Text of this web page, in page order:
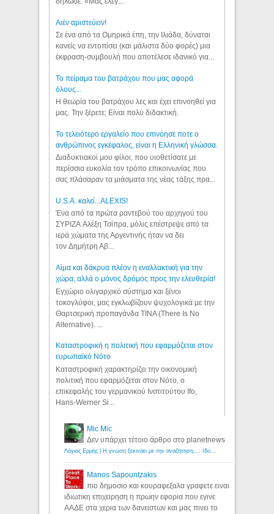
Aιέν αριστεύειν!
Σε ένα από τα Ομηρικά έπη, την Ιλιάδα, δύναται
κανείς να εντοπίσει (και μάλιστα δύο φορές) μια
έκφραση-συμβουλή που αποτέλεσε ιδανικό για...
Το πείραμα του βατράχου που μας αφορά
όλους...
Η θεωρία του βατράχου λες και έχει επινοηθεί για
μας. Την ξέρετε; Είναι πολύ διδακτική.
Το τελειότερο εργαλείο που επινόησε ποτε ο
ανθρώπινος εγκέφαλος, είναι η Ελληνική γλώσσα.
Διαδυκτιακοί μου φίλοι, που υιοθετίσατε με
περίσσια ευκολία τον τρόπο επικοινωνίας που
σας πλάσαραν τα μιάσματα της νέας τάξης πρα...
U.S.A. καλεί...ALEXIS!
Ένα από τα πρώτα ραντεβού του αρχηγού του
ΣΥΡΙΖΑ Αλέξη Τσίπρα, μόλις επέστρεψε από τα
ιερά χώματα της Αργεντινής ήταν να δει
τον Δημήτρη Αβ...
Αίμα και δάκρυα πλέον η εναλλακτική για την
χώρα, αλλά ο μόνος δρόμος προς την ελευθερία!
Εγχώριο ολιγαρχικό σύστημα και ξένοι
τοκογλύφοι, μας εγκλωβίζουν ψυχολογικά με την
Θαρτσερική προπαγάνδα TINA (There Is No
Alternative). ...
Καταστροφική η πολιτική που εφαρμόζεται στον
ευρωπαϊκό Νότο
Καταστροφική χαρακτηρίζει την οικονομική
πολιτική που εφαρμόζεται στον Νότο, ο
επικεφαλής του γερμανικού Ινστιτούτου Ifo,
Hans-Werner Si...
Mic Mic
Δεν υπάρχει τέτοιο άρθρο στο planetnews
Λόγιος Ερμής | Η γνώση ξεκινάει με την αναζήτηση...: Ιδού οι 18 που χρωστούν 11 δις ευρώ!
Manos Sapountzakis
πιο δημοσιο και κουραφεξαλα γραφετε ειναι
ιδιωτικη επιχειρηση η πρωην εφορια που εγινε
ΑΑΔΕ στα χερια των δανειστων και μας πινει το